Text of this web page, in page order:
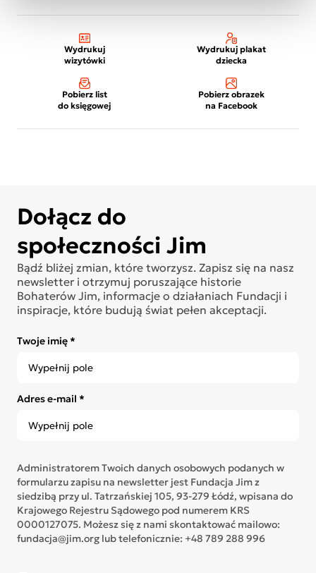
Wydrukuj
wizytówki
Wydrukuj plakat
dziecka
Pobierz list
do księgowej
Pobierz obrazek
na Facebook
Dołącz do
społeczności Jim
Bądź bliżej zmian, które tworzysz. Zapisz się na nasz
newsletter i otrzymuj poruszające historie
Bohaterów Jim, informacje o działaniach Fundacji i
inspiracje, które budują świat pełen akceptacji.
Twoje imię *
Adres e-mail *
Administratorem Twoich danych osobowych podanych w
formularzu zapisu na newsletter jest Fundacja Jim z
siedzibą przy ul. Tatrzańskiej 105, 93-279 Łódź, wpisana do
Krajowego Rejestru Sądowego pod numerem KRS
0000127075. Możesz się z nami skontaktować mailowo:
fundacja@jim.org lub telefonicznie: +48 789 288 996